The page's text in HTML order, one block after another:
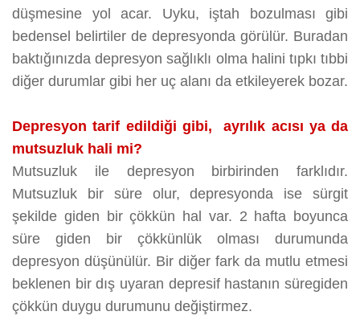
düşmesine yol acar. Uyku, iştah bozulması gibi
bedensel belirtiler de depresyonda görülür. Buradan
baktığınızda depresyon sağlıklı olma halini tıpkı tıbbi
diğer durumlar gibi her uç alanı da etkileyerek bozar.
Depresyon tarif edildiği gibi, ayrılık acısı ya da
mutsuzluk hali mi?
Mutsuzluk ile depresyon birbirinden farklıdır.
Mutsuzluk bir süre olur, depresyonda ise sürgit
şekilde giden bir çökkün hal var. 2 hafta boyunca
süre giden bir çökkünlük olması durumunda
depresyon düşünülür. Bir diğer fark da mutlu etmesi
beklenen bir dış uyaran depresif hastanın süregiden
çökkün duygu durumunu değiştirmez.